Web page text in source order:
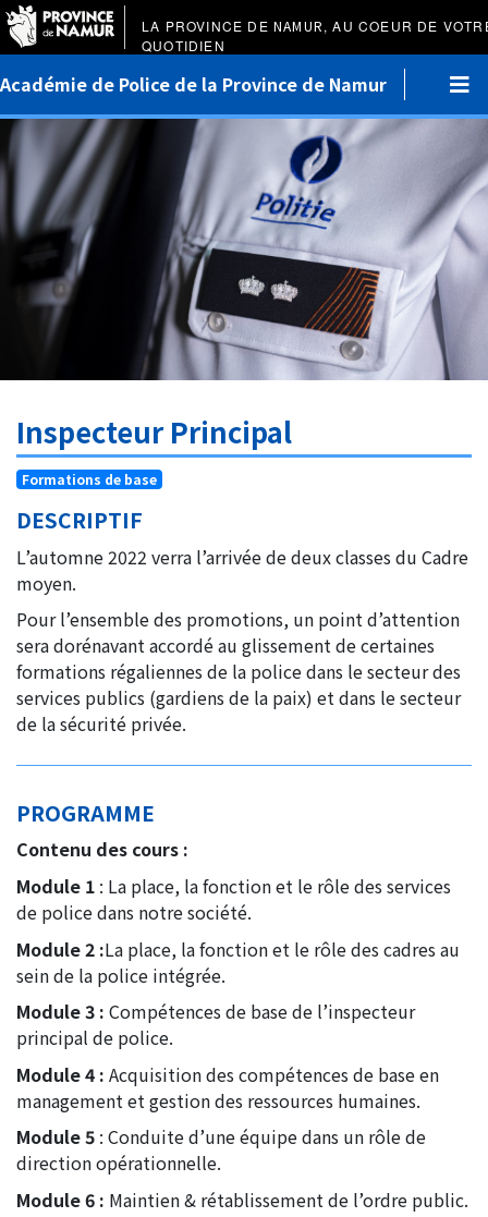
LA PROVINCE DE NAMUR, AU COEUR DE
QUOTIDIEN
Académie de Police de la Province de Namur
Inspecteur Principal
Formations de base
DESCRIPTIF
L’automne 2022 verra l’arrivée de deux classes du Cadre
moyen.
Pour l’ensemble des promotions, un point d’attention
sera dorénavant accordé au glissement de certaines
formations régaliennes de la police dans le secteur des
services publics (gardiens de la paix) et dans le secteur
de la sécurité privée.
PROGRAMME
Contenu des cours :
Module 1 : La place, la fonction et le rôle des services
de police dans notre société.
Module 2 :La place, la fonction et le rôle des cadres au
sein de la police intégrée.
Module 3 : Compétences de base de l’inspecteur
principal de police.
Module 4 : Acquisition des compétences de base en
management et gestion des ressources humaines.
Module 5 : Conduite d’une équipe dans un rôle de
direction opérationnelle.
Module 6 : Maintien & rétablissement de l’ordre public.